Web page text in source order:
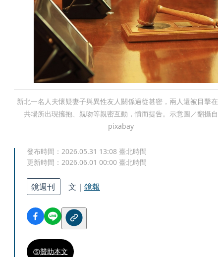
新北一名人夫懷疑妻子與異性友人關係過從甚密，兩人還被目擊在
共場所出現擁抱、親吻等親密互動，憤而提告。示意圖／翻攝自
pixabay
發布時間： 2026.05.31 13:08 臺北時間
更新時間： 2026.06.01 00:00 臺北時間
鏡週刊 文｜ 鏡報
贊助本文